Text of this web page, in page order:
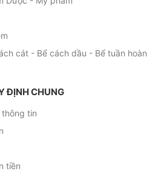
cát - Bể cách dầu - Bể tuần hoàn
ĐỊNH CHUNG
thông tin
tiền